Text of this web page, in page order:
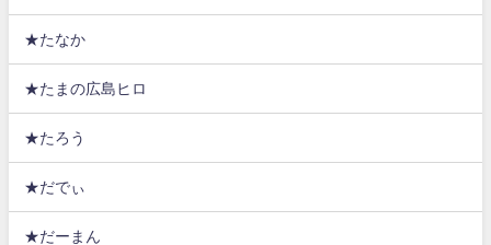
★たなか
★たまの広島ヒロ
★たろう
★だでぃ
★だーまん